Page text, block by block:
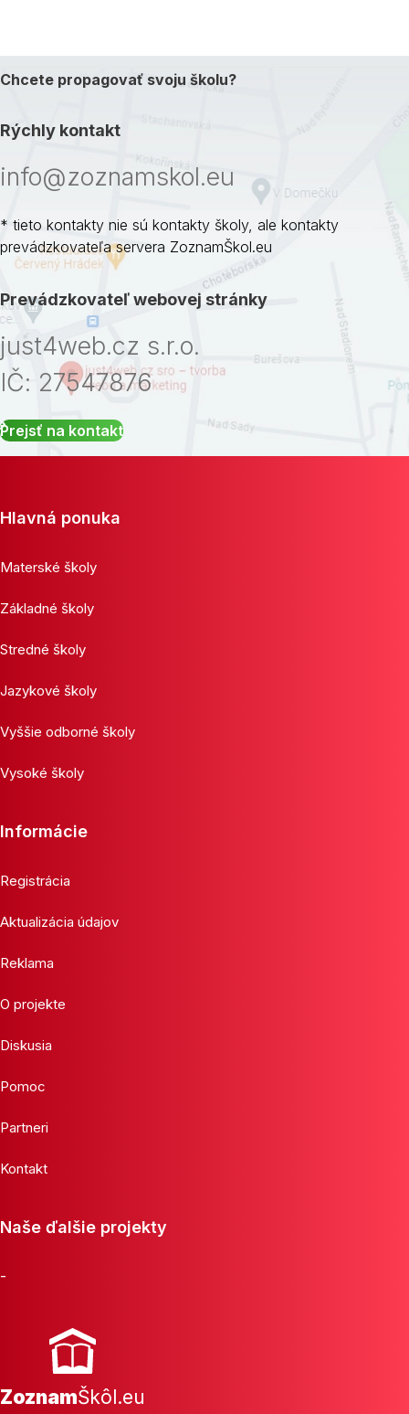
Chcete propagovať svoju školu?
Rýchly kontakt
info@zoznamskol.eu
* tieto kontakty nie sú kontakty školy, ale kontakty
prevádzkovateľa servera ZoznamŠkol.eu
Prevádzkovateľ webovej stránky
just4web.cz s.r.o.
IČ: 27547876
Prejsť na kontakt
Hlavná ponuka
Materské školy
Základné školy
Stredné školy
Jazykové školy
Vyššie odborné školy
Vysoké školy
Informácie
Registrácia
Aktualizácia údajov
Reklama
O projekte
Diskusia
Pomoc
Partneri
Kontakt
Naše ďalšie projekty
-
ZoznamŠkôl.eu